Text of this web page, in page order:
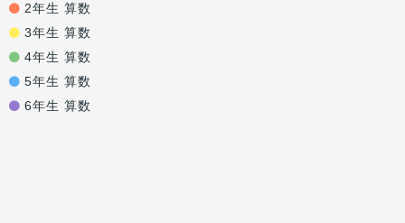
2年生 算数
3年生 算数
4年生 算数
5年生 算数
6年生 算数